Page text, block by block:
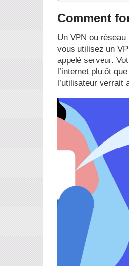
Comment
Un VPN ou
vous utilisez un
appelé serveur.
l’internet plutôt
l’utilisateur verrait